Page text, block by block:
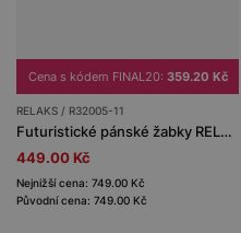
Cena s kódem FINAL20: 359.20 Kč
RELAKS / R32005-11
Futuristické pánské žabky RELAKS s profilovanou podrážkou
449.00 Kč
Nejnižší cena: 749.00 Kč
Původní cena: 749.00 Kč